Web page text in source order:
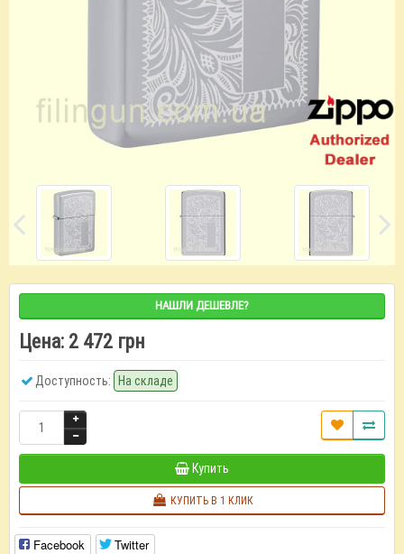
НАШЛИ ДЕШЕВЛЕ?
Цена: 2 472 грн
Доступность: На складе
Купить
КУПИТЬ В 1 КЛИК
Facebook Twitter